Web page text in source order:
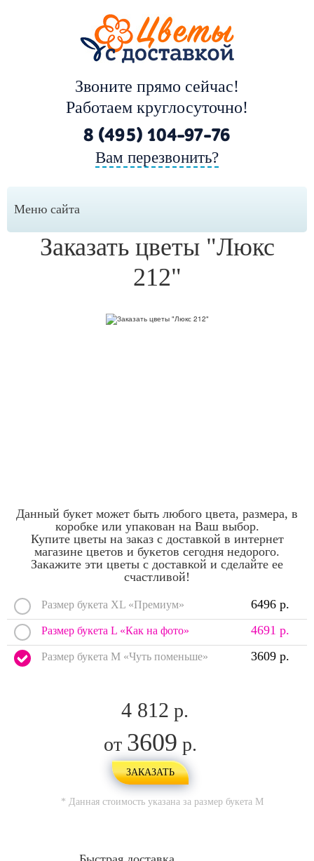
Звоните прямо сейчас!
Работаем круглосуточно!
8 (495) 104-97-76
Вам перезвонить?
Меню сайта
Заказать цветы "Люкс
212"
Данный букет может быть любого цвета, размера, в
коробке или упакован на Ваш выбор.
Купите цветы на заказ с доставкой в интернет
магазине цветов и букетов сегодня недорого.
Закажите эти цветы с доставкой и сделайте ее
счастливой!
Размер букета XL «Премиум» 6496 р.
Размер букета L «Как на фото» 4691 р.
Размер букета M «Чуть поменьше» 3609 р.
4 812 р.
от 3609 р.
ЗАКАЗАТЬ
* Данная стоимость указана за размер букета M